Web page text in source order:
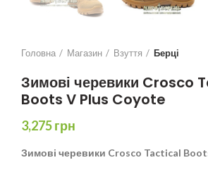
Головна Магазин Взуття Берці
Зимові черевики Crosco
Boots V Plus Coyote
3,275грн
Зимові черевики Crosco Tactical